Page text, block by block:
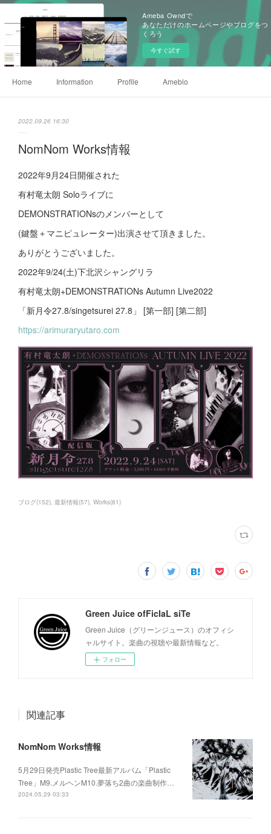
Ameba Owndで
あなただけのホームページやブログをつ
くろう
今すぐ試す
Home Information Profile Ameblo
2022.09.26 16:30
NomNom Works情報
2022年9月24日開催された
有村竜太朗 Soloライブに
DEMONSTRATIONsのメンバーとして
(鍵盤＋マニピュレーター)出演させて頂きました。
ありがとうございました。
2022年9/24(土)下北沢シャングリラ
有村竜太朗+DEMONSTRATIONs Autumn Live2022
「新月令27.8/singetsurei 27.8」 [第一部] [第二部]
https://arimuraryutaro.com
ブログ(152) 最新情報(57) Works(81)
Green Juice ofFicIaL siTe
Green Juice（グリーンジュース）のオフィシ
ャルサイト。楽曲の視聴や最新情報など。
フォロー
関連記事
NomNom Works情報
5月29日発売Plastic Tree最新アルバム「Plastic
Tree」M9.メルヘンM10.夢落ち2曲の楽曲制作…
2024.05.29 03:33